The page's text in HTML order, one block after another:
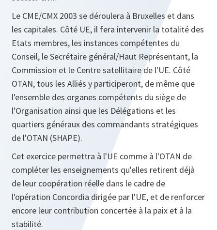
Le CME/CMX 2003 se déroulera à Bruxelles et dans
les capitales. Côté UE, il fera intervenir la totalité des
Etats membres, les instances compétentes du
Conseil, le Secrétaire général/Haut Représentant, la
Commission et le Centre satellitaire de l'UE. Côté
OTAN, tous les Alliés y participeront, de même que
l'ensemble des organes compétents du siège de
l'Organisation ainsi que les Délégations et les
quartiers généraux des commandants stratégiques
de l'OTAN (SHAPE).
Cet exercice permettra à l'UE comme à l'OTAN de
compléter les enseignements qu'elles retirent déjà
de leur coopération réelle dans le cadre de
l'opération Concordia dirigée par l'UE, et de renforcer
encore leur contribution concertée à la paix et à la
stabilité.